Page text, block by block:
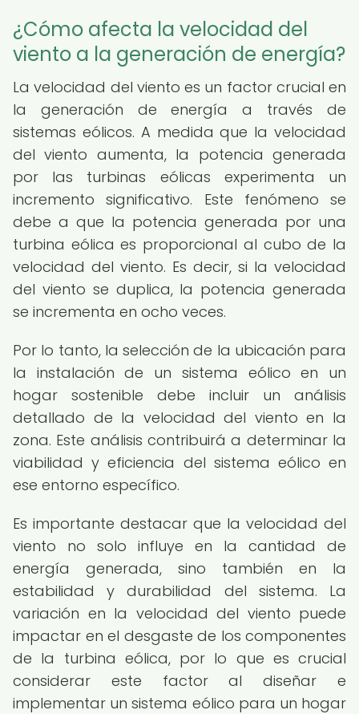
¿Cómo afecta la velocidad del
viento a la generación de energía?
La velocidad del viento es un factor crucial en
la generación de energía a través de
sistemas eólicos. A medida que la velocidad
del viento aumenta, la potencia generada
por las turbinas eólicas experimenta un
incremento significativo. Este fenómeno se
debe a que la potencia generada por una
turbina eólica es proporcional al cubo de la
velocidad del viento. Es decir, si la velocidad
del viento se duplica, la potencia generada
se incrementa en ocho veces.
Por lo tanto, la selección de la ubicación para
la instalación de un sistema eólico en un
hogar sostenible debe incluir un análisis
detallado de la velocidad del viento en la
zona. Este análisis contribuirá a determinar la
viabilidad y eficiencia del sistema eólico en
ese entorno específico.
Es importante destacar que la velocidad del
viento no solo influye en la cantidad de
energía generada, sino también en la
estabilidad y durabilidad del sistema. La
variación en la velocidad del viento puede
impactar en el desgaste de los componentes
de la turbina eólica, por lo que es crucial
considerar este factor al diseñar e
implementar un sistema eólico para un hogar